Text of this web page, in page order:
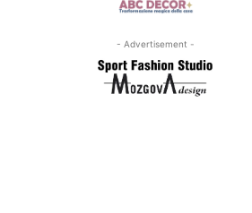
- Advertisement -